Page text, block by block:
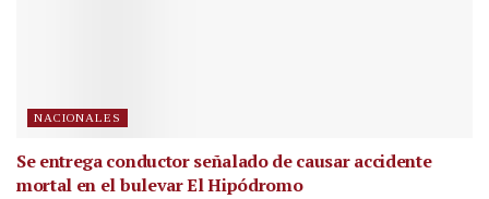
NACIONALES
Se entrega conductor señalado de causar accidente
mortal en el bulevar El Hipódromo